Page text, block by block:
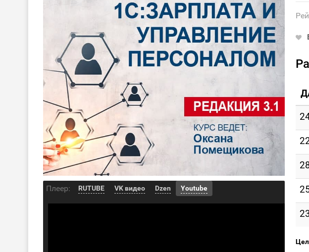
Плеер: RUTUBE VK видео Dzen Youtube